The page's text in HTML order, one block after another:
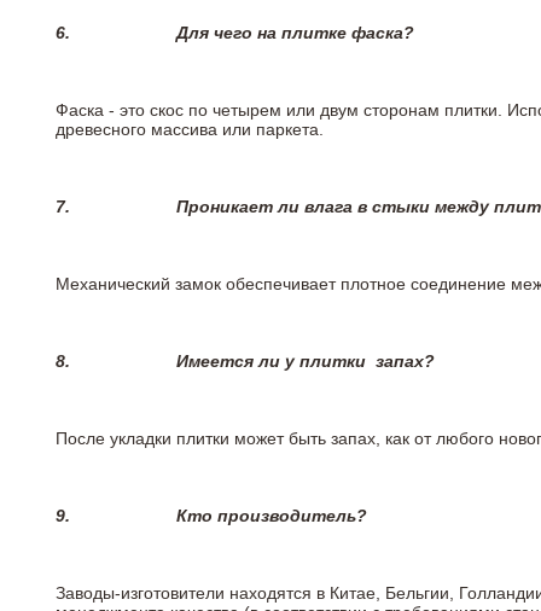
6.Для чего на плитке фаска?
Фаска - это скос по четырем или двум сторонам плитки.
древесного массива или паркета.
7. Проникает ли влага в стыки между
Механический замок обеспечивает плотное соединение
8. Имеется ли у плитки запах?
После укладки плитки может быть запах, как от любого
9. Кто производитель?
Заводы-изготовители находятся в Китае, Бельгии,